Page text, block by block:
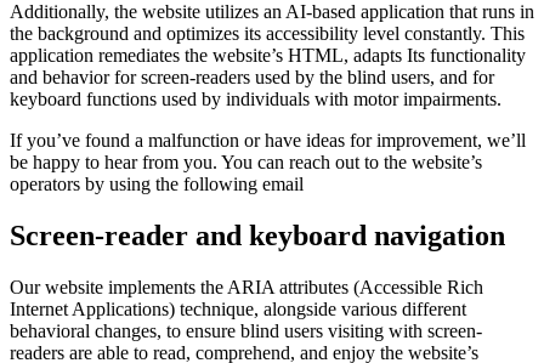
Additionally, the website utilizes an AI-based application that runs in
the background and optimizes its accessibility level constantly. This
application remediates the website’s HTML, adapts Its functionality
and behavior for screen-readers used by the blind users, and for
keyboard functions used by individuals with motor impairments.
If you’ve found a malfunction or have ideas for improvement, we’ll
be happy to hear from you. You can reach out to the website’s
operators by using the following email
Screen-reader and keyboard navigation
Our website implements the ARIA attributes (Accessible Rich
Internet Applications) technique, alongside various different
behavioral changes, to ensure blind users visiting with screen-
readers are able to read, comprehend, and enjoy the website’s